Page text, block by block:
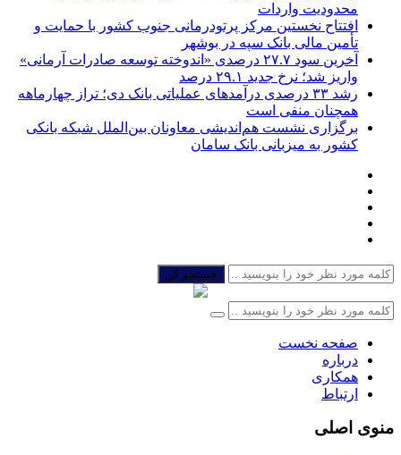
محدودیت واردات
افتتاح نخستین مرکز پرتودرمانی جنوب کشور با حمایت و
تأمین مالی بانک سپه در بوشهر
آخرین سود ۲۷.۷ درصدی «اندوخته توسعه صادرات آرمانی»
واریز شد؛ نرخ جدید ۲۹.۱ درصد
رشد ۳۳ درصدی درآمدهای عملیاتی بانک دی؛ تراز چهارماهه
همچنان منفی است
برگزاری نشست هم‌اندیشی معاونان بین‌الملل شبکه بانکی
کشور به میزبانی بانک سامان
جستجو کن
صفحه نخست
درباره
همکاری
ارتباط
منوی اصلی